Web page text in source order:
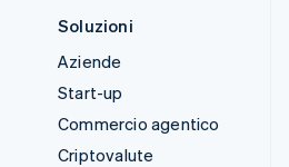
Soluzioni
Aziende
Start-up
Commercio agentico
Criptovalute